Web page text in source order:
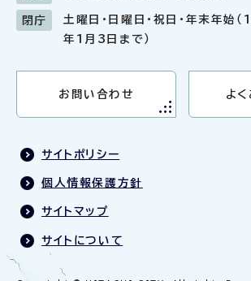
閉庁
土曜日・日曜日・祝日・年末年始
年1月3日まで）
お問い合わせ よ
サイトポリシー
個人情報保護方針
サイトマップ
サイトについて